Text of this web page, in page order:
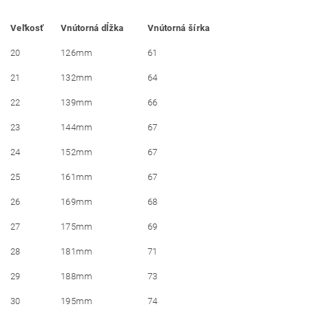
Veľkosť Vnútorná dĺžka Vnútorná šírka
20 126mm 61
21 132mm 64
22 139mm 66
23 144mm 67
24 152mm 67
25 161mm 67
26 169mm 68
27 175mm 69
28 181mm 71
29 188mm 73
30 195mm 74